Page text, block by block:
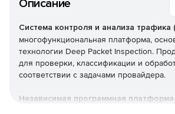
Описание
Система контроля и анализа трафика
многофункциональная платформа,
технологии Deep Packet Inspection.
для проверки, классификации и
соответствии с задачами провайдера.
Независимая программная платформа